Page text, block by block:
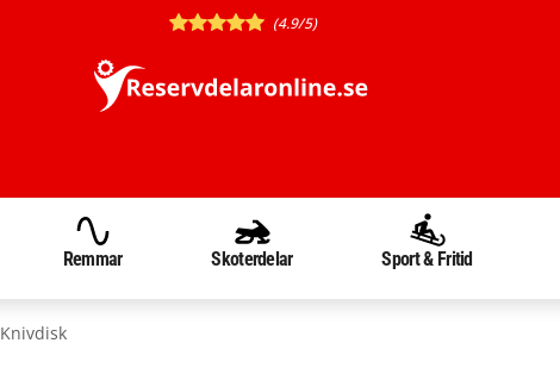
(4.9/5)
Remmar Skoterdelar Sport & Fritid
Knivdisk